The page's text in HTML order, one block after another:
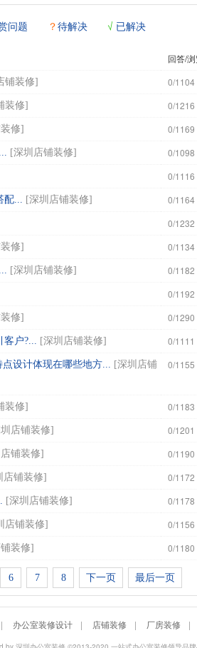
问题 ？待解决 √ 已解决
回答/
铺装修] 0/1104
装修] 0/1216
修] 0/1169
[深圳店铺装修] 0/1098
0/1116
配... [深圳店铺装修] 0/1164
0/1232
修] 0/1134
[深圳店铺装修] 0/1182
0/1192
修] 0/1290
客户?... [深圳店铺装修] 0/1111
设计体现在哪些地方... [深圳店铺
0/1155
装修] 0/1183
店铺装修] 0/1201
铺装修] 0/1190
店铺装修] 0/1172
[深圳店铺装修] 0/1178
店铺装修] 0/1156
装修] 0/1180
6 7 8 下一页 最后一页
| 办公室装修设计 | 店铺装修 | 厂房装修 |